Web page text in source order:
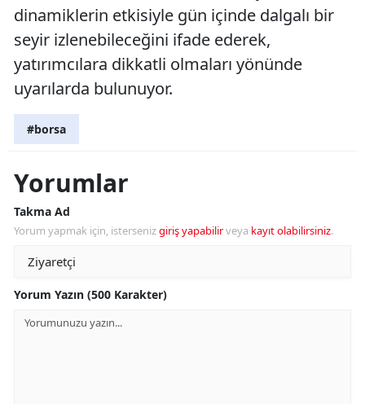
dinamiklerin etkisiyle gün içinde dalgalı bir
seyir izlenebileceğini ifade ederek,
yatırımcılara dikkatli olmaları yönünde
uyarılarda bulunuyor.
#borsa
Yorumlar
Takma Ad
Yorum yapmak için, istersenizgiriş yapabilirveya kayıt olabilirsiniz.
Yorum Yazın (500 Karakter)